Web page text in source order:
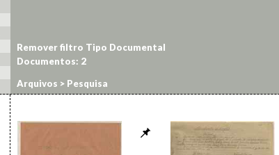
Arquivos > Pesquisa
Remover filtro Tipo Documental
Documentos: 2